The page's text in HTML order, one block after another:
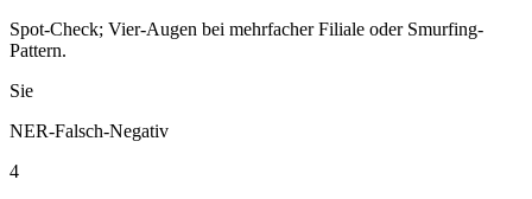
Spot-Check; Vier-Augen bei mehrfacher Filiale oder Smurfing-
Pattern.
Sie
NER-Falsch-Negativ
4